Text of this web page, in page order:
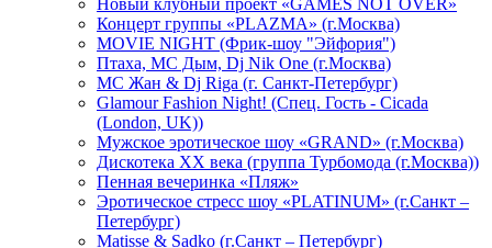
Новый клубный проект «GAMES NOT OVER»
Концерт группы «PLAZMA» (г.Москва)
MOVIE NIGHT (Фрик-шоу "Эйфория")
Птаха, МС Дым, Dj Nik One (г.Москва)
МС Жан & Dj Riga (г. Санкт-Петербург)
Glamour Fashion Night! (Спец. Гость - Cicada
(London, UK))
Мужское эротическое шоу «GRAND» (г.Москва)
Дискотека XX века (группа Турбомода (г.Москва))
Пенная вечеринка «Пляж»
Эротическое стресс шоу «PLATINUM» (г.Санкт –
Петербург)
Matisse & Sadko (г.Санкт – Петербург)